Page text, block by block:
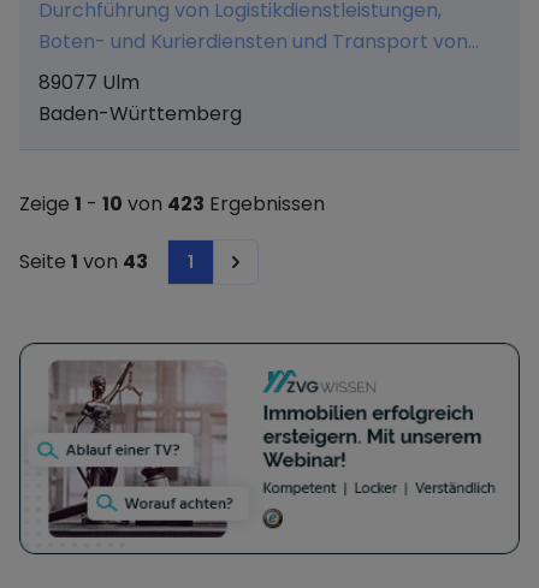
Verwaltung und Vermietung von Immobilien,
sowie alle damit im Zusammenhang stehenden
Tätigkeiten; soweit diese nicht einer besonderen
Erlaubnis bedürfen.
Durchführung von Logistikdienstleistungen,
Boten- und Kurierdiensten und Transport von
Waren und Gütern aller Art sowie Durchführung
aller damit in unmittelbaren und mittelbaren
89077 Ulm
Baden-Württemberg
Zeige 1 - 10 von 423 Ergebnissen
Seite 1 von 43 1 Next